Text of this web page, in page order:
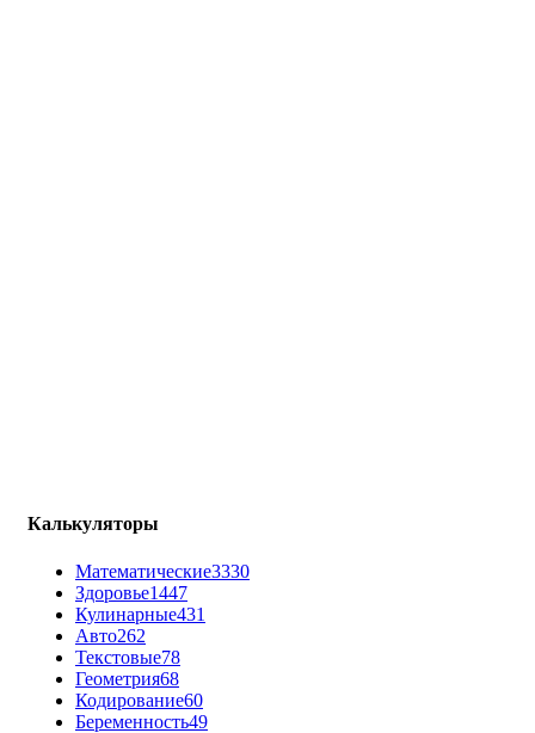
Калькуляторы
Математические3330
Здоровье1447
Кулинарные431
Авто262
Текстовые78
Геометрия68
Кодирование60
Беременность49